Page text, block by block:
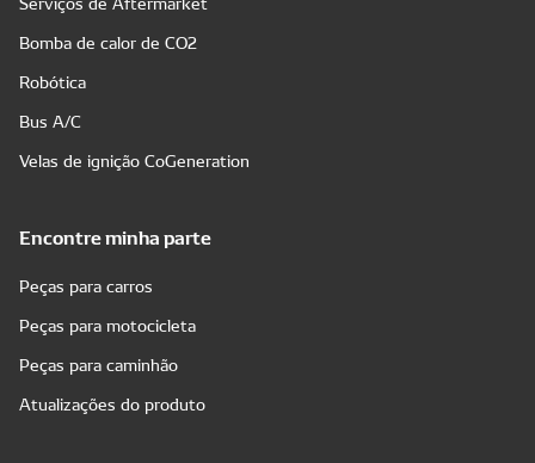
Bomba de calor de CO2
Robótica
Bus A/C
Velas de ignição CoGeneration
Encontre minha parte
Peças para carros
Peças para motocicleta
Peças para caminhão
Atualizações do produto